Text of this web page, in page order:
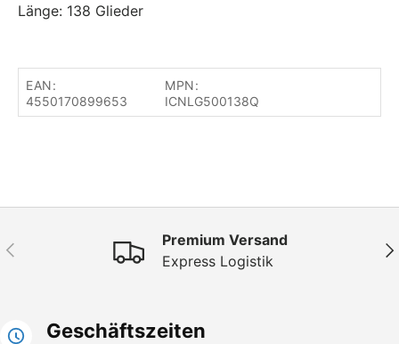
Länge: 138 Glieder
EAN:
4550170899653
MPN:
ICNLG500138Q
Vorherige
Premium Versand
Express Logistik
Geschäftszeiten